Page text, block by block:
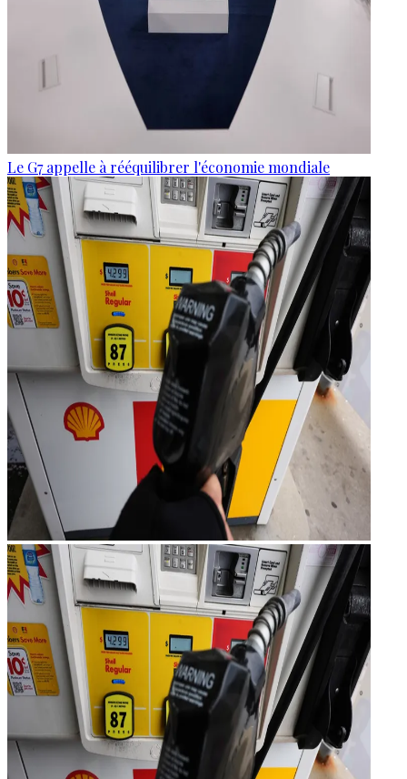
Le G7 appelle à rééquilibrer l'économie mondiale